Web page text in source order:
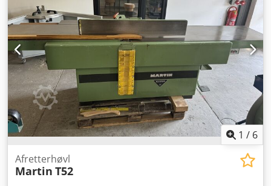
Ø 160 mm - Dimensioner L/B/H: 2650/900/1000 mm - Vægt:
720 kg Nettopris: 21.000 PLN Nettopris: 4.900 EUR
afhængig af kurs 4,20 PLN/EUR Cjdpezmg R Hefx Aqgerf
(Priser kan ændres ved større valutakursudsving)
1 / 6
Afretterhøvl
Martin T52